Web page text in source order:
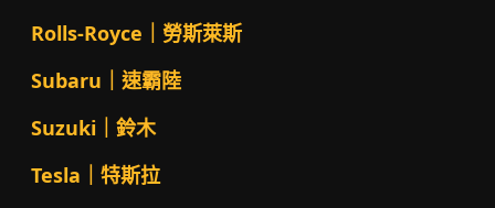
Rolls-Royce｜勞斯萊斯
Subaru｜速霸陸
Suzuki｜鈴木
Tesla｜特斯拉